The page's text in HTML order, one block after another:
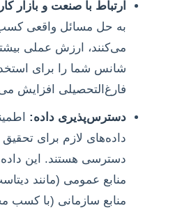
ارتباط با صنعت و بازار
به حل مسائل واقعی
می‌کنند، ارزش عملی
شانس شما را برای
فارغ‌التحصیلی افزایش
دسترس‌پذیری داده:
داده‌های لازم برای
دسترسی هستند. این
منابع سازمانی (با کسب